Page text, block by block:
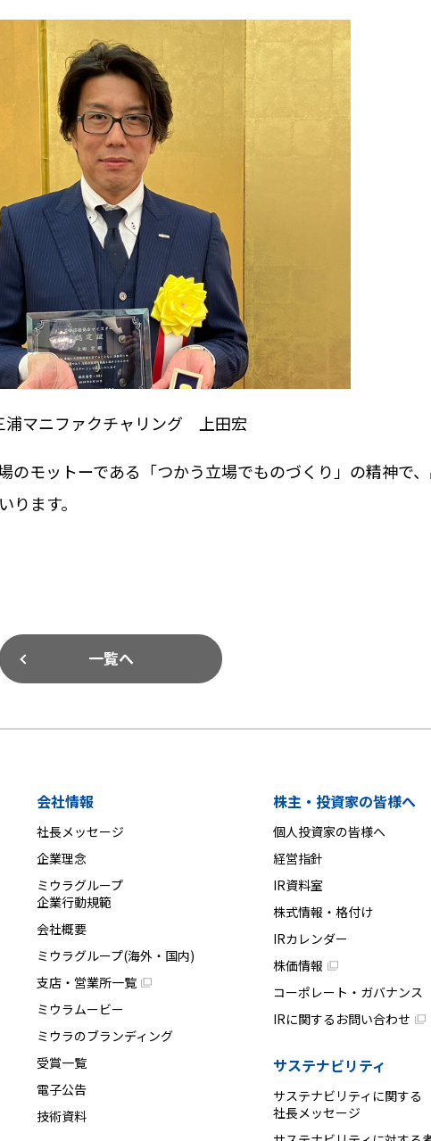
マニファクチャリング 上田宏
のモットーである「つかう立場でものづくり」の精神で
ります。
一覧へ
会社情報
社長メッセージ
企業理念
ミウラグループ
企業行動規範
会社概要
ミウラグループ(海外・国内)
支店・営業所一覧
ミウラムービー
ミウラのブランディング
受賞一覧
電子公告
技術資料
株主・投資家の皆様へ
個人投資家の皆様へ
経営指針
IR資料室
株式情報・格付け
IRカレンダー
株価情報
コーポレート・ガバナンス
IRに関するお問い合わせ
サステナビリティ
サステナビリティに関する
社長メッセージ